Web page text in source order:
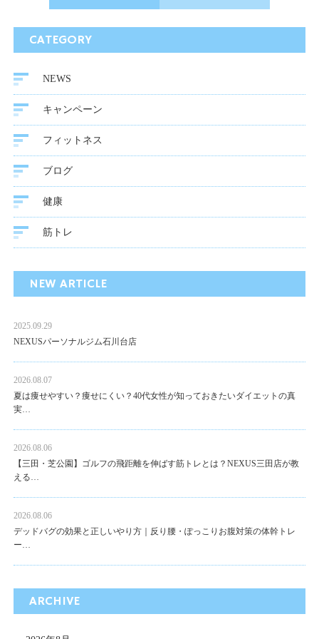
CATEGORY
NEWS
キャンペーン
フィットネス
ブログ
健康
筋トレ
NEW ARTICLE
2025.09.29
NEXUSパーソナルジム石川台店
2026.08.07
夏は痩せやすい？痩せにくい？40代女性が知っておきたいダイエットの真
実…
2026.08.06
【三田・芝公園】ゴルフの飛距離を伸ばす筋トレとは？NEXUS三田店が教
える…
2026.08.06
デッドバグの効果と正しいやり方｜反り腰・ぽっこりお腹対策の体幹トレ
ー…
ARCHIVE